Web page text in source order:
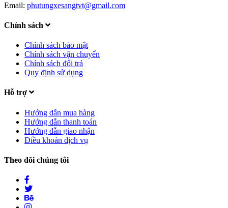
Email: phutungxesangtvt@gmail.com
Chính sách
Chính sách bảo mật
Chính sách vận chuyển
Chính sách đổi trả
Quy định sử dụng
Hỗ trợ
Hướng dẫn mua hàng
Hướng dẫn thanh toán
Hướng dẫn giao nhận
Điều khoản dịch vụ
Theo dõi chúng tôi